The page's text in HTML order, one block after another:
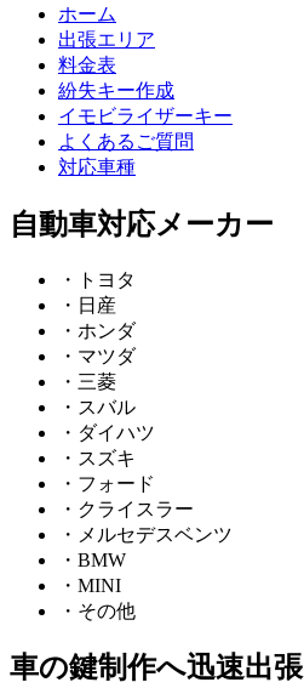
ホーム
出張エリア
料金表
紛失キー作成
イモビライザーキー
よくあるご質問
対応車種
自動車対応メーカー
・トヨタ
・日産
・ホンダ
・マツダ
・三菱
・スバル
・ダイハツ
・スズキ
・フォード
・クライスラー
・メルセデスベンツ
・BMW
・MINI
・その他
車の鍵制作へ迅速出張